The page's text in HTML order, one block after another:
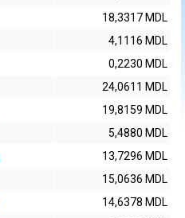
18,3317 MDL
4,1116 MDL
0,2230 MDL
24,0611 MDL
19,8159 MDL
5,4880 MDL
13,7296 MDL
15,0636 MDL
14,6378 MDL